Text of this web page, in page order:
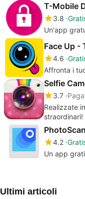
T-Mobile
3.8
Un'app
Face Up -
4.6
Affronta i
Selfie
3.7
Realizzate
straordinari!
4.2
Un app
Ultimi articoli